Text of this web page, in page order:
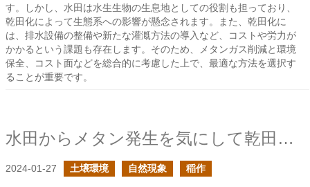
す。しかし、水田は水生生物の生息地としての役割も担っており、
乾田化によって生態系への影響が懸念されます。また、乾田化に
は、排水設備の整備や新たな灌漑方法の導入など、コストや労力が
かかるという課題も存在します。そのため、メタンガス削減と環境
保全、コスト面などを総合的に考慮した上で、最適な方法を選択す
ることが重要です。
水田からメタン発生を気にして乾田にすることは良い手なのだろうか？
2024-01-27 土壌環境 自然現象 稲作